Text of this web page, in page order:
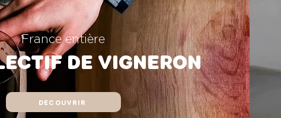
France entière
DE VIGNERON
DECOUVRIR